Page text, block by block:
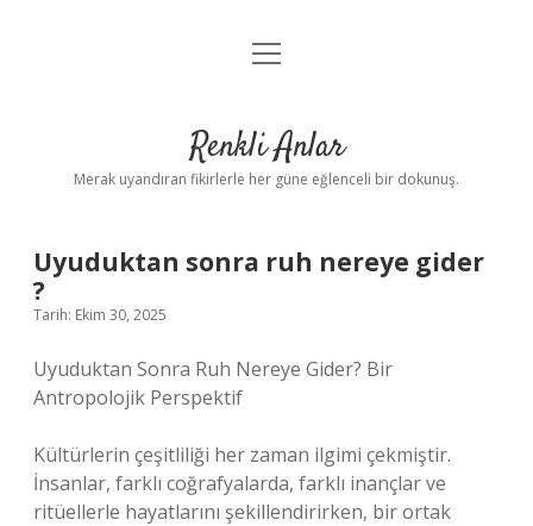
Anasayfa
Yasal Uyarı
menüyü
Renkli Anlar
Merak uyandıran fikirlerle her güne eğlenceli bir dokunuş.
Uyuduktan sonra ruh nereye gider
?
Tarih: Ekim 30, 2025
Uyuduktan Sonra Ruh Nereye Gider? Bir
Antropolojik Perspektif
Kültürlerin çeşitliliği her zaman ilgimi çekmiştir.
İnsanlar, farklı coğrafyalarda, farklı inançlar ve
ritüellerle hayatlarını şekillendirirken, bir ortak